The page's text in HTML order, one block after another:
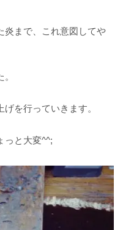
炎まで、これ意図してや
を行っていきます。
っと大変^^;